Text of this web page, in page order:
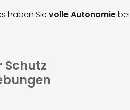
haben Sie volle Autonomiebei
Schutz